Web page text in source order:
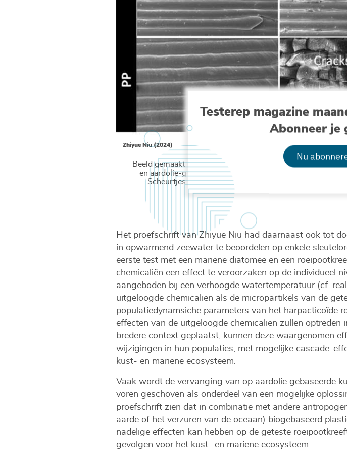
Testerep magazine
Abonneer je
Nu
Zhiyue Niu (2024)
Beeld gemaakt met een elektronenmicroscoop van items
en aardolie-gebaseerd polypropeen PP (onderste rij) die
Scheurtjes (wit) en niet-vrijgekomen microdeeltjes
Het proefschrift van Zhiyue Niu had daarnaast ook tot
in opwarmend zeewater te beoordelen op enkele
eerste test met een mariene diatomee en een
chemicaliën een effect te veroorzaken op de individueel
aangeboden bij een verhoogde watertemperatuur (cf.
uitgeloogde chemicaliën als de micropartikels van de
populatiedynamsiche parameters van het harpacticoïde
effecten van de uitgeloogde chemicaliën zullen
bredere context geplaatst, kunnen deze waargenomen
wijzigingen in hun populaties, met mogelijke cascade-
kust- en mariene ecosysteem.
Vaak wordt de vervanging van op aardolie gebaseerde
voren geschoven als onderdeel van een mogelijke
proefschrift zien dat in combinatie met andere
aarde of het verzuren van de oceaan) biogebaseerd
nadelige effecten kan hebben op de geteste
gevolgen voor het kust- en mariene ecosysteem.